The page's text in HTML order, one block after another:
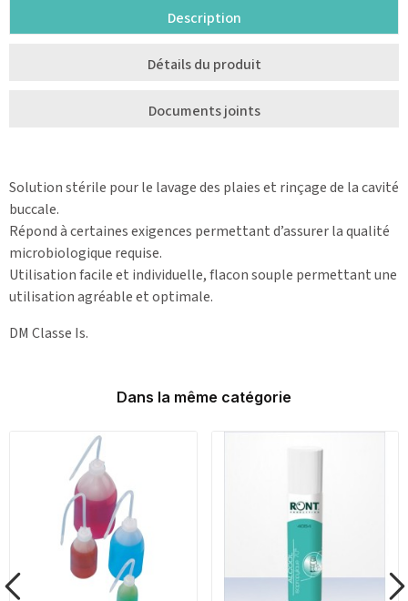
Description
Détails du produit
Documents joints
Solution stérile pour le lavage des plaies et rinçage de la cavité
buccale.
Répond à certaines exigences permettant d’assurer la qualité
microbiologique requise.
Utilisation facile et individuelle, flacon souple permettant une
utilisation agréable et optimale.
DM Classe Is.
Dans la même catégorie